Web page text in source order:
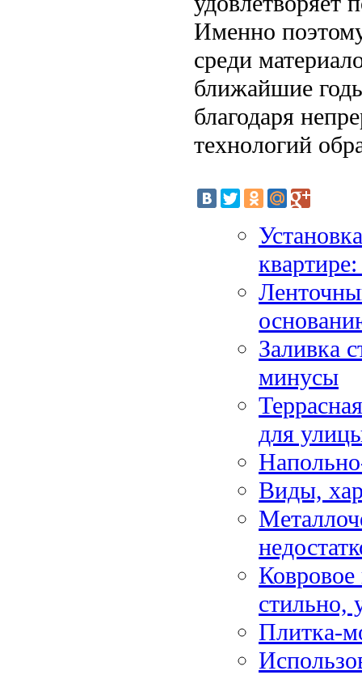
Именно
среди
ближайшие
благодаря
технологий
Заливка
минусы
для
Виды,
стильно,
Плитка-